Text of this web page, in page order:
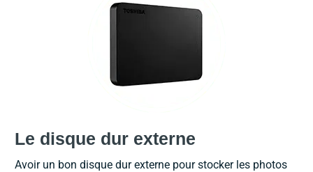
Le disque dur externe
Avoir un bon disque dur externe pour stocker les photos